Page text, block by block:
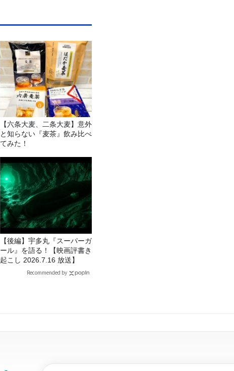
【六条大麦、二条大麦】意外
と知らない『麦茶』飲み比べ
てみた！
【後編】宇多丸『スーパーガ
ール』を語る！【映画評書き
起こし 2026.7.16 放送】
Recommended by